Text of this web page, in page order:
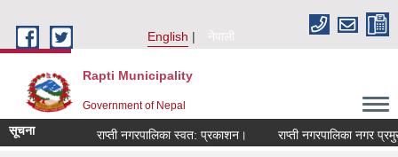
English
नेपाली
Rapti Municipality
Government of Nepal
सूचना राप्ती नगरपालिका स्वत: प्रकाशन। राप्ती नगरपालिका नगर